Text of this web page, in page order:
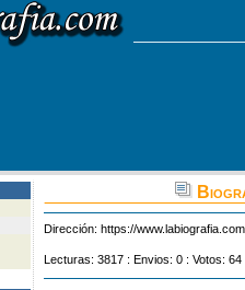
Dirección: https://
Lecturas: 3817 : Envios: 0 : Votos: